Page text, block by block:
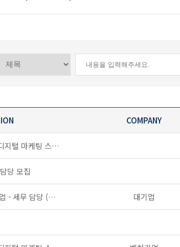
COMPANY
[추천]뷰티 & 헬스케어 디지털 마케팅 스타트업_마케팅 운영 경력 채용
당 모집
[긴급] 글로벌 화학 대기업 - 세무 담당 (세무사 or 회계사 자격 필수) 대기업